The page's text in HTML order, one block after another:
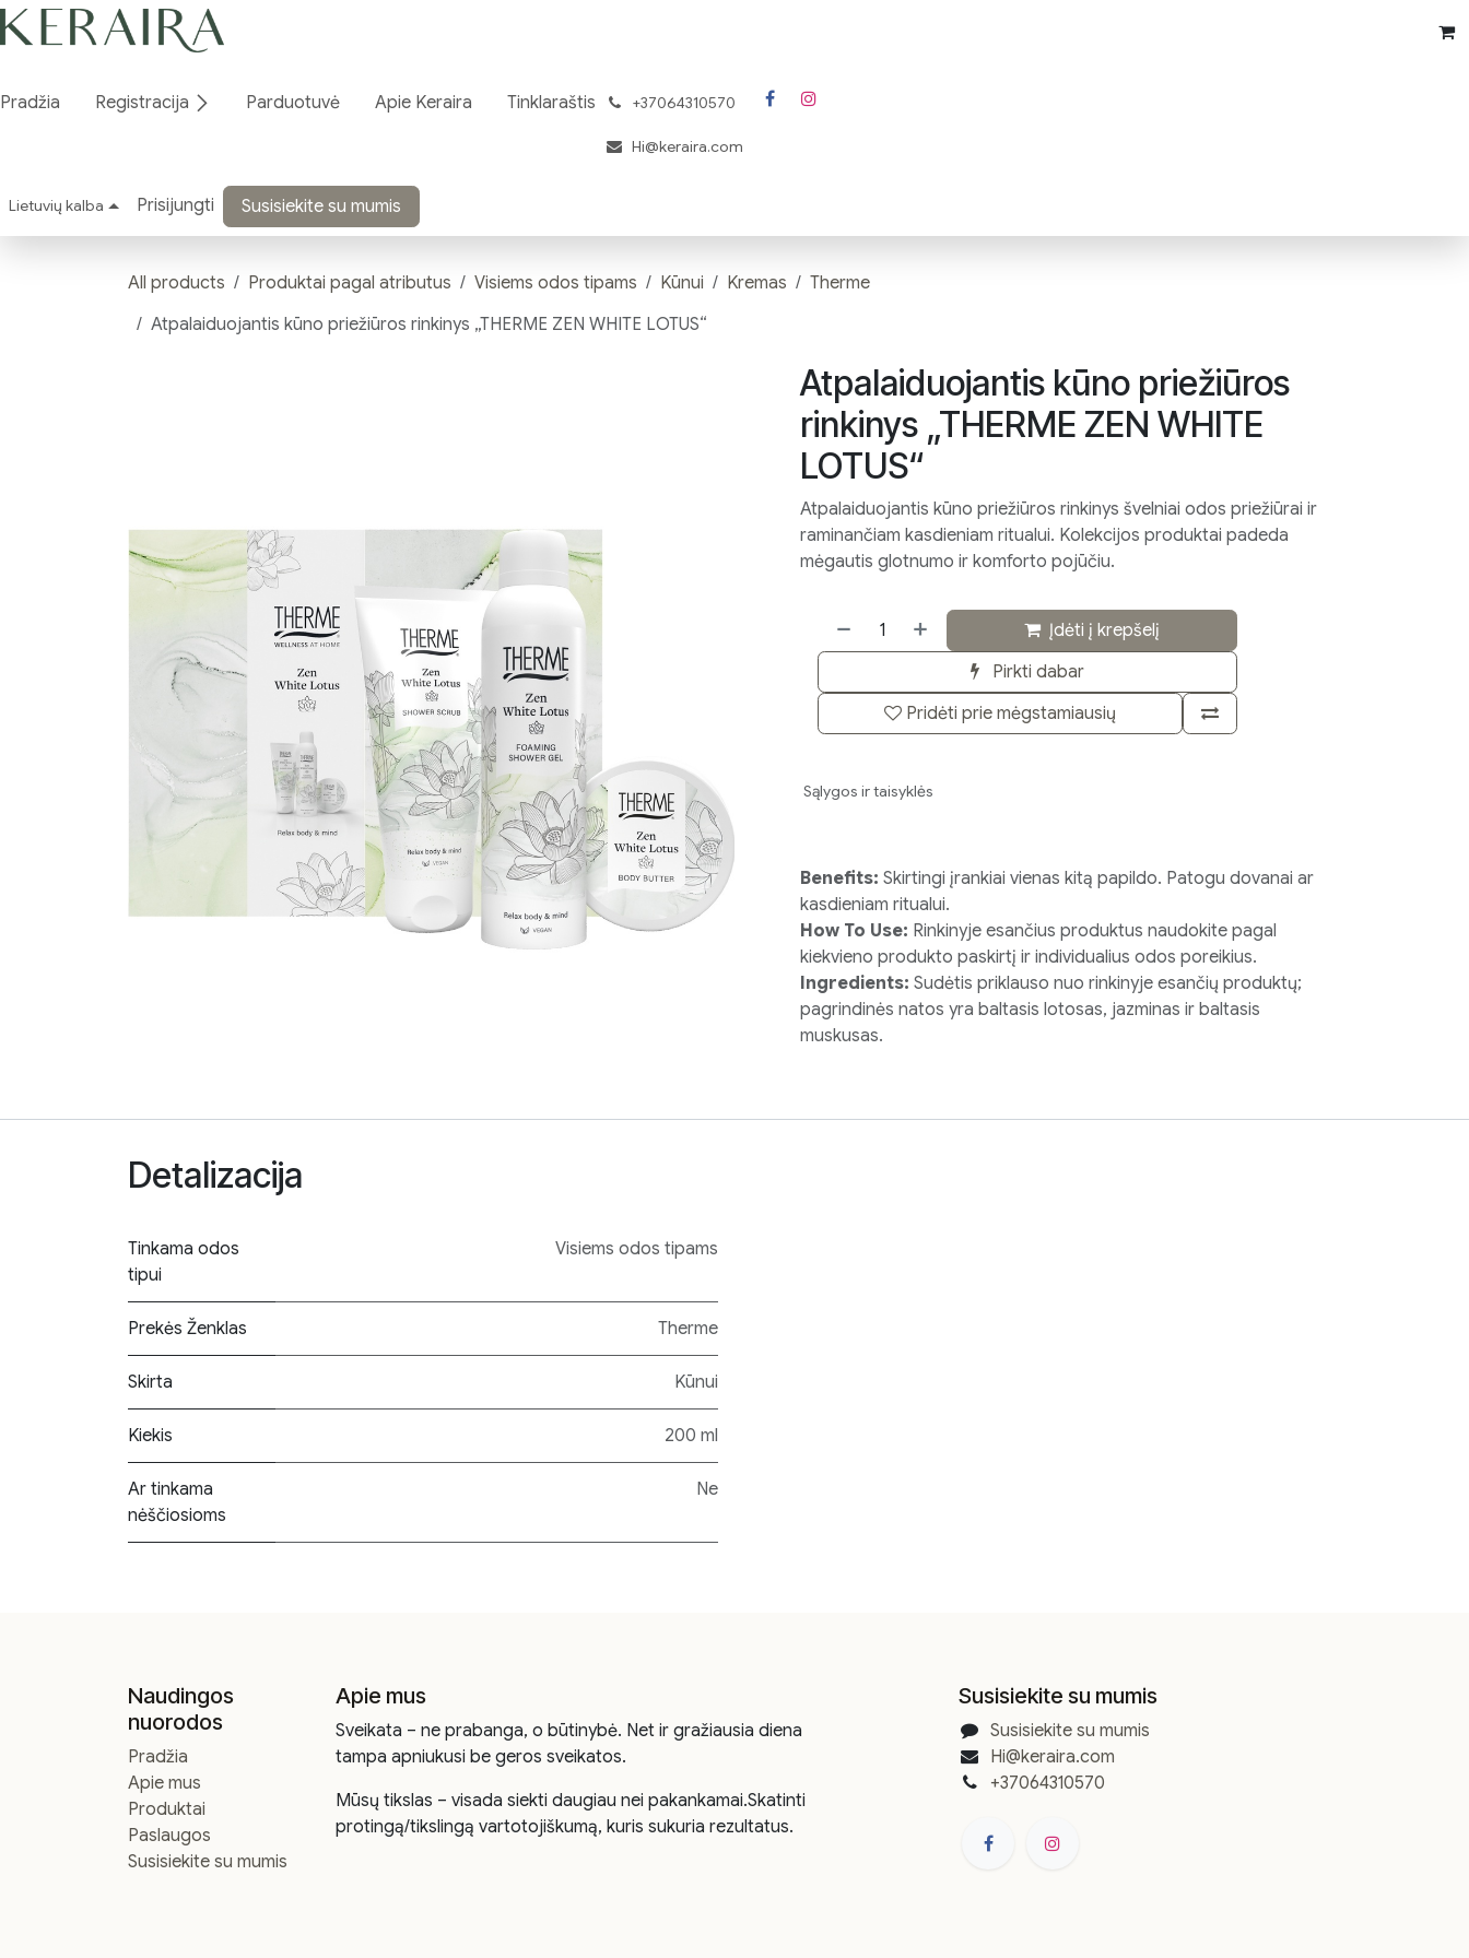
Skip to Content
Pradžia Registracija Parduotuvė Apie Keraira Tinklaraštis +37064310570
Hi@keraira.com
Lietuvių kalba Prisijungti Susisiekite su mumis
All products Produktai pagal atributus Visiems odos tipams Kūnui Kremas
Therme
Atpalaiduojantis kūno priežiūros rinkinys „THERME ZEN WHITE LOTUS“
Atpalaiduojantis kūno priežiūros
rinkinys „THERME ZEN WHITE
LOTUS“
Atpalaiduojantis kūno priežiūros rinkinys švelniai odos priežiūrai ir
raminančiam kasdieniam ritualui. Kolekcijos produktai padeda
mėgautis glotnumo ir komforto pojūčiu.
Įdėti į krepšelį
Pirkti dabar
Pridėti prie mėgstamiausių
Sąlygos ir taisyklės
Benefits: Skirtingi įrankiai vienas kitą papildo. Patogu dovanai ar
kasdieniam ritualui.
How To Use: Rinkinyje esančius produktus naudokite pagal
kiekvieno produkto paskirtį ir individualius odos poreikius.
Ingredients: Sudėtis priklauso nuo rinkinyje esančių produktų;
pagrindinės natos yra baltasis lotosas, jazminas ir baltasis
muskusas.
Detalizacija
Tinkama odos
tipui
Visiems odos tipams
Prekės Ženklas Therme
Skirta Kūnui
Kiekis 200 ml
Ar tinkama
nėščiosioms
Ne
Naudingos
nuorodos
Pradžia
Apie mus
Produktai
Paslaugos
Susisiekite su mumis
Apie mus
Sveikata – ne prabanga, o būtinybė. Net ir gražiausia diena
tampa apniukusi be geros sveikatos.
Mūsų tikslas – visada siekti daugiau nei pakankamai.Skatinti
protingą/tikslingą vartotojiškumą, kuris sukuria rezultatus.
Susisiekite su mumis
Susisiekite su mumis
Hi@keraira.com
+37064310570